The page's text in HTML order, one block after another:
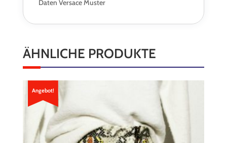
Daten Versace Muster
ÄHNLICHE PRODUKTE
Angebot!